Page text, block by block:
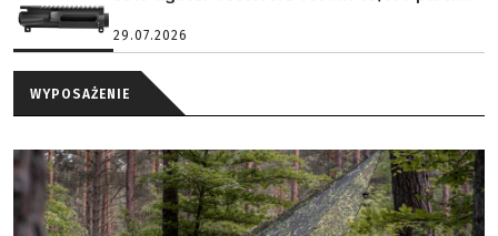
29.07.2026
WYPOSAŻENIE